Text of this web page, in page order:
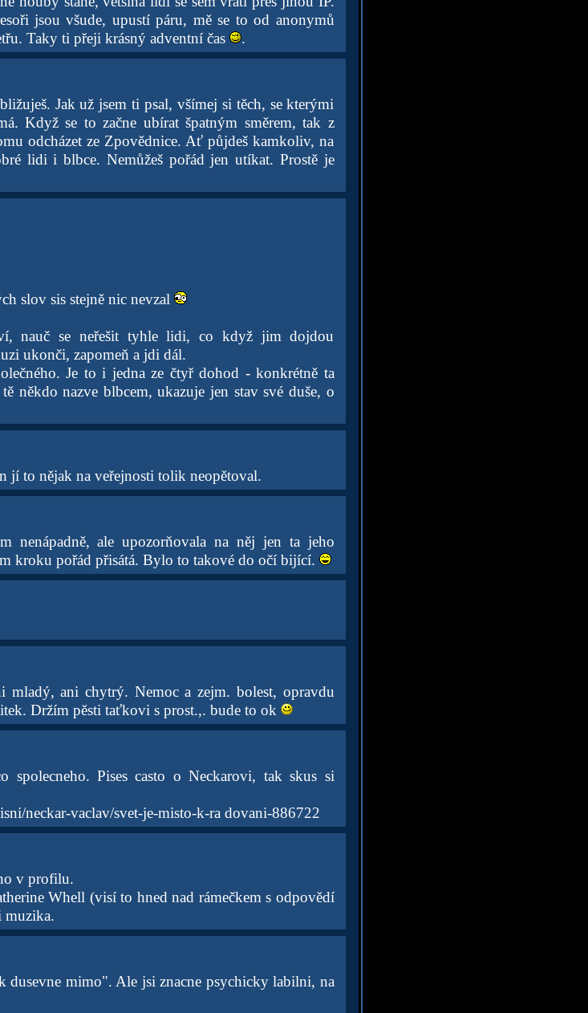
jsou všude, upustí páru, mě se to od anonymů
Taky ti přeji krásný adventní čas
.
Jak už jsem ti psal, všímej si těch, se kterými
Když se to začne ubírat špatným směrem, tak z
odcházet ze Zpovědnice. Ať půjdeš kamkoliv, na
lidi i blbce. Nemůžeš pořád jen utíkat. Prostě je
slov sis stejně nic nevzal
nauč se neřešit tyhle lidi, co když jim dojdou
ukonči, zapomeň a jdi dál.
Je to i jedna ze čtyř dohod - konkrétně ta
někdo nazve blbcem, ukazuje jen stav své duše, o
jí to nějak na veřejnosti tolik neopětoval.
nenápadně, ale upozorňovala na něj jen ta jeho
kroku pořád přisátá. Bylo to takové do očí bijící.
mladý, ani chytrý. Nemoc a zejm. bolest, opravdu
Držím pěsti taťkovi s prost.,. bude to ok
spolecneho. Pises casto o Neckarovi, tak skus si
neckar-vaclav/svet-je-misto-k-ra dovani-886722
v profilu.
Whell (visí to hned nad rámečkem s odpovědí
muzika.
dusevne mimo". Ale jsi znacne psychicky labilni, na